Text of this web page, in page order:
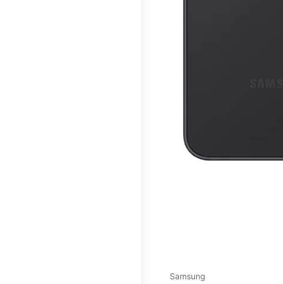
Samsung